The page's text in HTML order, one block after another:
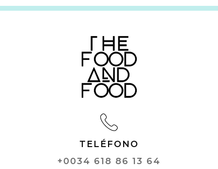
TELÉFONO
+0034 618 86 13 64